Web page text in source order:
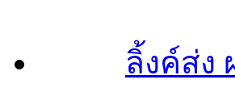
ลิ้งค์ส่ง